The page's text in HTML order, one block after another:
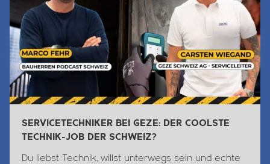
SERVICETECHNIKER BEI GEZE: DER COOLSTE
TECHNIK-JOB DER SCHWEIZ?
Du liebst Technik, willst unterwegs sein und echte